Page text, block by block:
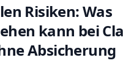
Risiken: Was
kann bei
Absicherung